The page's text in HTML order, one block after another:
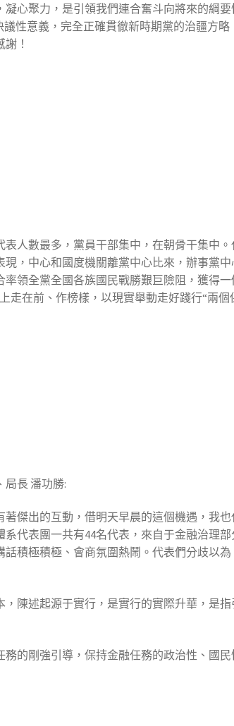
心聚力，是引領我們連合奮斗向將來的綱
性意義，完全正確貫徹新時期黨的治疆方
！
人數最多，黨員干部集中，在朝骨干集中
，中心和國度機關離黨中心比來，辦事黨
領全黨全國各族國民戰勝艱巨險阻，獲得
在前、作榜樣，以現實舉動走好踐行“兩
長 潘功勝:
傑出的互動，借明天早晨的這個機遇，我
代表團一共有44名代表，來自于金融治理
積極積極、會商氛圍熱鬧。代表們分歧以
陳述起源于實行，是實行的實際升華，是
的剛強引導，保持金融任務的政治性、國